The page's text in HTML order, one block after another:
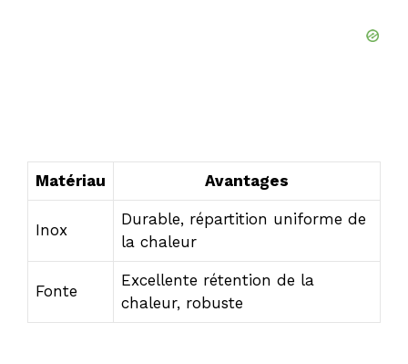
Matériau Avantages
Inox
Durable, répartition uniforme de
la chaleur
Fonte
Excellente rétention de la
chaleur, robuste